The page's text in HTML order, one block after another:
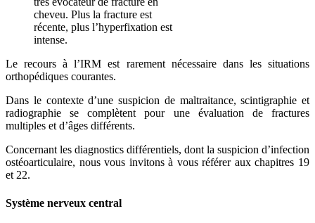
cheveu. Plus la fracture est
récente, plus l’hyperfixation est
intense.
Le recours à l’IRM est rarement nécessaire dans les situations
orthopédiques courantes.
Dans le contexte d’une suspicion de maltraitance, scintigraphie et
radiographie se complètent pour une évaluation de fractures
multiples et d’âges différents.
Concernant les diagnostics différentiels, dont la suspicion d’infection
ostéoarticulaire, nous vous invitons à vous référer aux chapitres 19
et 22.
Système nerveux central